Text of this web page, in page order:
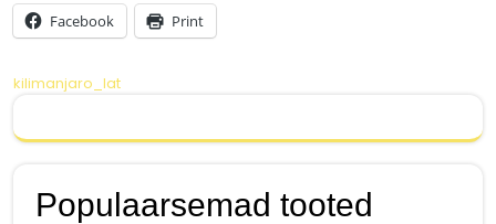
Facebook Print
Navigeerimine
kilimanjaro_lat
Populaarsemad tooted